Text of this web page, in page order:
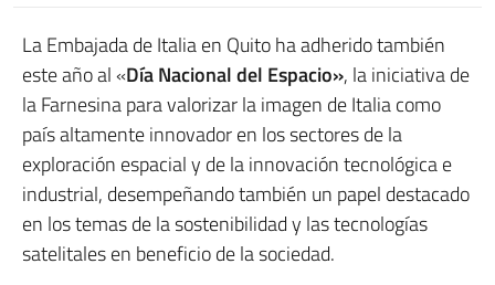
La Embajada de Italia en Quito ha adherido también
este año al «Día Nacional del Espacio», la iniciativa de
la Farnesina para valorizar la imagen de Italia como
país altamente innovador en los sectores de la
exploración espacial y de la innovación tecnológica e
industrial, desempeñando también un papel destacado
en los temas de la sostenibilidad y las tecnologías
satelitales en beneficio de la sociedad.